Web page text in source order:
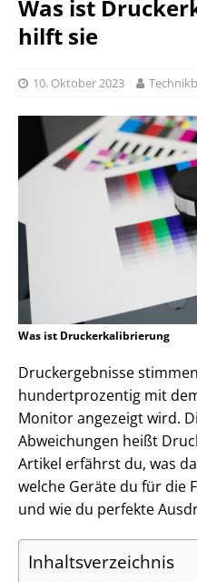
Was ist
hilft sie
10. Oktober 2023
Was ist Druckerkalibrierung
Druckergebnisse
hundertprozentig mit
Monitor angezeigt wird.
Abweichungen heißt
Artikel erfährst du, was
welche Geräte du für die
und wie du perfekte
Inhaltsverzeichnis